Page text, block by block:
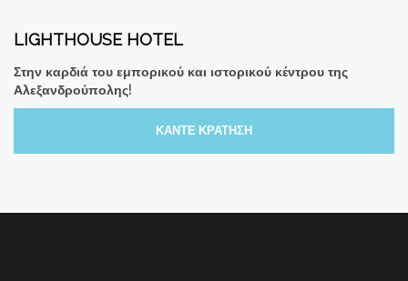
LIGHTHOUSE HOTEL
Στην καρδιά του εμπορικού και ιστορικού κέντρου της
Αλεξανδρούπολης!
ΚΑΝΤΕ ΚΡΑΤΗΣΗ